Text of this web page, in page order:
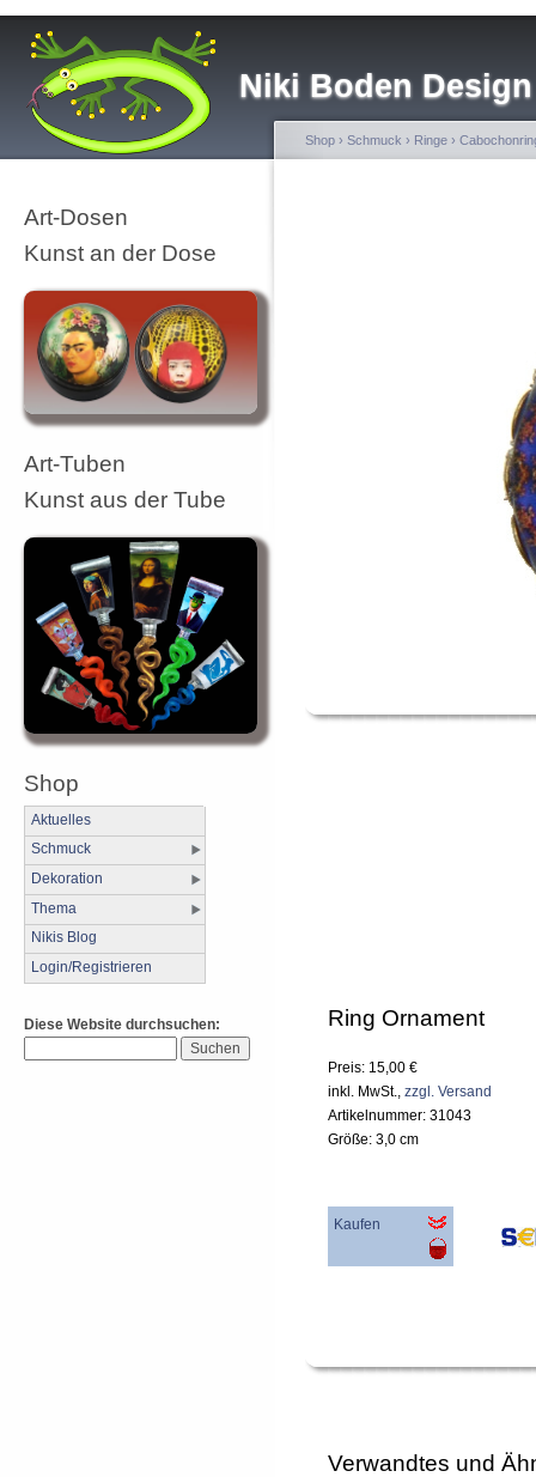
Niki Boden Design
Art-Dosen
Kunst an der Dose
Art-Tuben
Kunst aus der Tube
Shop
Aktuelles
Schmuck
Dekoration
Thema
Nikis Blog
Login/Registrieren
Diese Website durchsuchen:
Shop › Schmuck › Ringe ›
Ring Ornament
Preis: 15,00 €
inkl. MwSt., zzgl. Versand
Artikelnummer: 31043
Größe: 3,0 cm
Kaufen
Verwandtes und